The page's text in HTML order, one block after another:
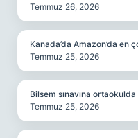
Temmuz 26, 2026
Kanada’da Amazon’da en
Temmuz 25, 2026
Bilsem sınavına
Temmuz 25, 2026